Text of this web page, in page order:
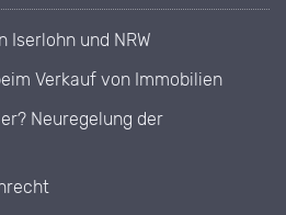
Iserlohn und NRW
Verkauf von Immobilien
Neuregelung der